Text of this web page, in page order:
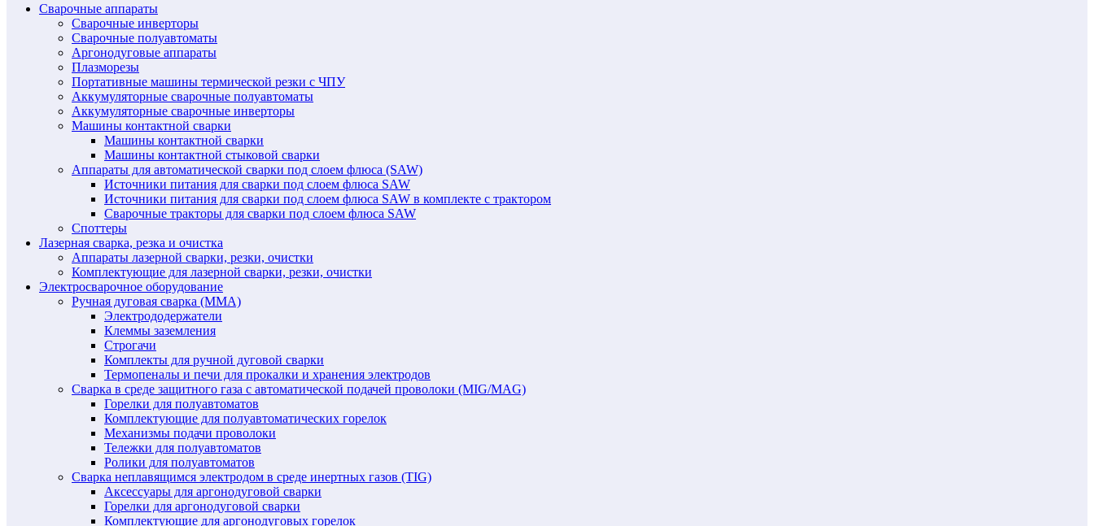
Сварочные аппараты
Сварочные инверторы
Сварочные полуавтоматы
Аргонодуговые аппараты
Плазморезы
Портативные машины термической резки с ЧПУ
Аккумуляторные сварочные полуавтоматы
Аккумуляторные сварочные инверторы
Машины контактной сварки
Машины контактной сварки
Машины контактной стыковой сварки
Аппараты для автоматической сварки под слоем флюса (SAW)
Источники питания для сварки под слоем флюса SAW
Источники питания для сварки под слоем флюса SAW в комплекте с трактором
Сварочные тракторы для сварки под слоем флюса SAW
Споттеры
Лазерная сварка, резка и очистка
Аппараты лазерной сварки, резки, очистки
Комплектующие для лазерной сварки, резки, очистки
Электросварочное оборудование
Ручная дуговая сварка (MMA)
Электрододержатели
Клеммы заземления
Строгачи
Комплекты для ручной дуговой сварки
Термопеналы и печи для прокалки и хранения электродов
Сварка в среде защитного газа с автоматической подачей проволоки (MIG/MAG)
Горелки для полуавтоматов
Комплектующие для полуавтоматических горелок
Механизмы подачи проволоки
Тележки для полуавтоматов
Ролики для полуавтоматов
Сварка неплавящимся электродом в среде инертных газов (TIG)
Аксессуары для аргонодуговой сварки
Горелки для аргонодуговой сварки
Комплектующие для аргонодуговых горелок